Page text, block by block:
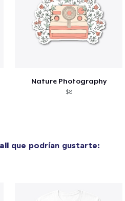
Nature Photography
$8
que podrían gustarte: